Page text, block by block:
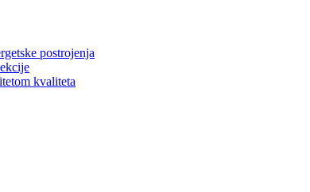
postrojenja
kvaliteta